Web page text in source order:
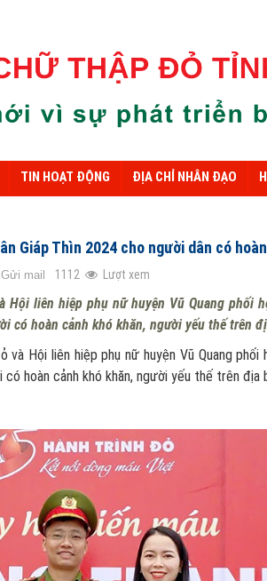
TIN HOẠT ĐỘNG ĐỊA CHỈ NHÂN ĐẠO
Giáp Thìn 2024 cho người dân có
Gửi mail 1112 Lượt xem
Hội liên hiệp phụ nữ huyện Vũ Quang phối
có hoàn cảnh khó khăn, người yếu thế trên
Hội liên hiệp phụ nữ huyện Vũ Quang phối
hoàn cảnh khó khăn, người yếu thế trên địa